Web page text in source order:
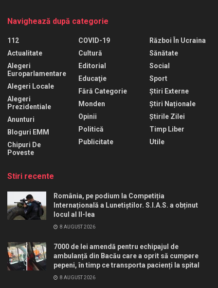
Navighează după categorie
112
Actualitate
Alegeri
Europarlamentare
Alegeri Locale
Alegeri
Prezidentiale
Anunturi
Bloguri EMM
Chipuri De
Poveste
COVID-19
Cultură
Editorial
Educaţie
Fără Categorie
Monden
Opinii
Politică
Publicitate
Război În Ucraina
Sănătate
Social
Sport
Știri Externe
Știri Naționale
Știrile Zilei
Timp Liber
Utile
Stiri recente
România, pe podium la Competiția
Internațională a Lunetiștilor. S.I.A.S. a obținut
locul al II-lea
8 AUGUST 2026
7000 de lei amendă pentru echipajul de
ambulanță din Bacău care a oprit să cumpere
pepeni, în timp ce transporta pacienți la spital
8 AUGUST 2026